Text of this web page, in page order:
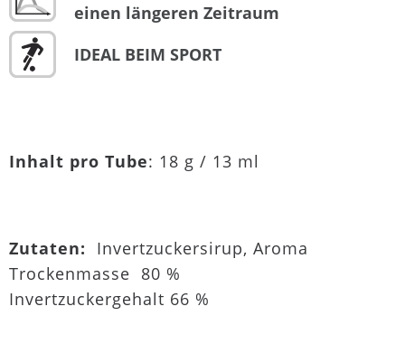
einen längeren Zeitraum
IDEAL BEIM SPORT
Inhalt pro Tube: 18 g / 13 ml
Zutaten: Invertzuckersirup, Aroma
Trockenmasse 80 %
Invertzuckergehalt 66 %